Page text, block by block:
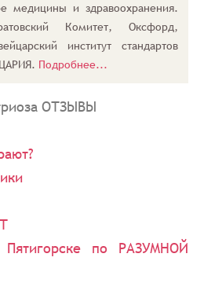
медицины и здравоохранения.
Комитет, Оксфорд,
институт стандартов
Подробнее...
ОТЗЫВЫ
по РАЗУМНОЙ